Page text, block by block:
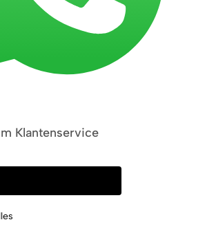
Klantenservice